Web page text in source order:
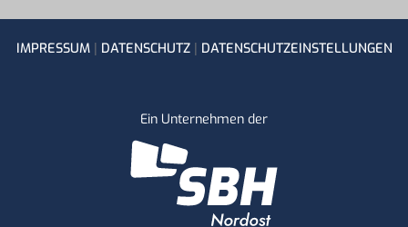
IMPRESSUM| DATENSCHUTZ| DATENSCHUTZEINSTELLUNGEN
Ein Unternehmen der